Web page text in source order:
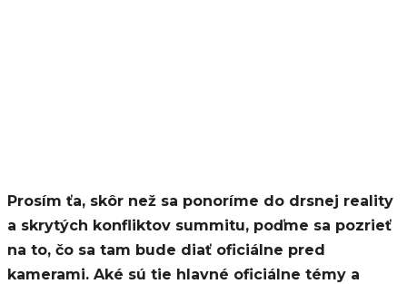
Prosím ťa, skôr než sa ponoríme do drsnej reality
a skrytých konfliktov summitu, poďme sa pozrieť
na to, čo sa tam bude diať oficiálne pred
kamerami. Aké sú tie hlavné oficiálne témy a